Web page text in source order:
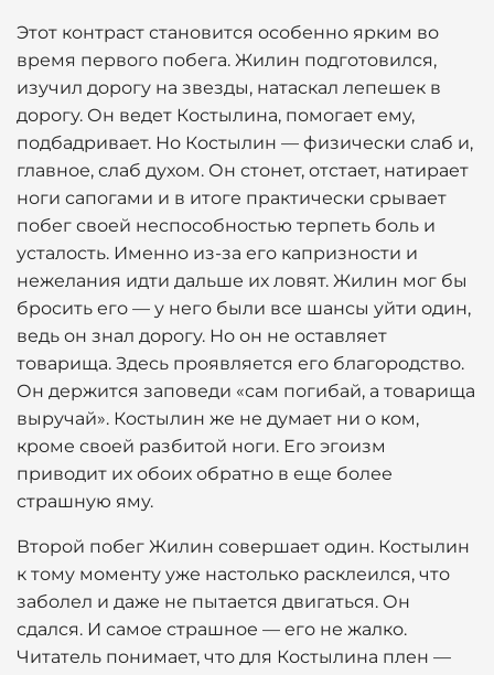
Этот контраст становится особенно ярким во
время первого побега. Жилин подготовился,
изучил дорогу на звезды, натаскал лепешек в
дорогу. Он ведет Костылина, помогает ему,
подбадривает. Но Костылин — физически слаб и,
главное, слаб духом. Он стонет, отстает, натирает
ноги сапогами и в итоге практически срывает
побег своей неспособностью терпеть боль и
усталость. Именно из-за его капризности и
нежелания идти дальше их ловят. Жилин мог бы
бросить его — у него были все шансы уйти один,
ведь он знал дорогу. Но он не оставляет
товарища. Здесь проявляется его благородство.
Он держится заповеди «сам погибай, а товарища
выручай». Костылин же не думает ни о ком,
кроме своей разбитой ноги. Его эгоизм
приводит их обоих обратно в еще более
страшную яму.
Второй побег Жилин совершает один. Костылин
к тому моменту уже настолько расклеился, что
заболел и даже не пытается двигаться. Он
сдался. И самое страшное — его не жалко.
Читатель понимает, что для Костылина плен —